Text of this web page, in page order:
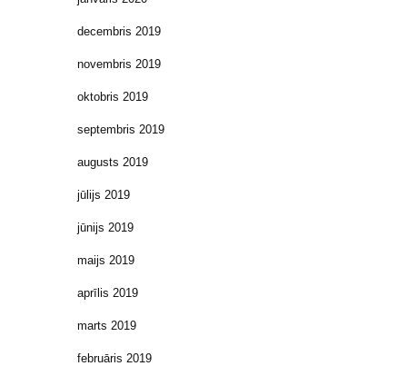
decembris 2019
novembris 2019
oktobris 2019
septembris 2019
augusts 2019
jūlijs 2019
jūnijs 2019
maijs 2019
aprīlis 2019
marts 2019
februāris 2019